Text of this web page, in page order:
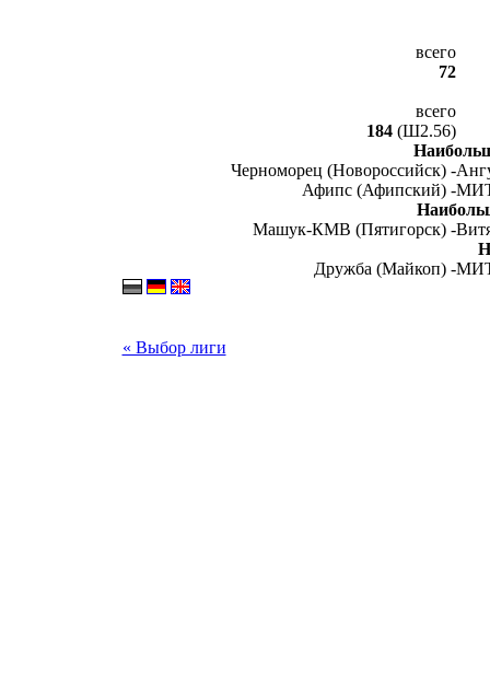
всего
72
всего
184(Ш2.56)
Черноморец (Новороссийск) -
Афипс (Афипский) -
Машук-КМВ (Пятигорск) -
Дружба (Майкоп) -
« Выбор лиги